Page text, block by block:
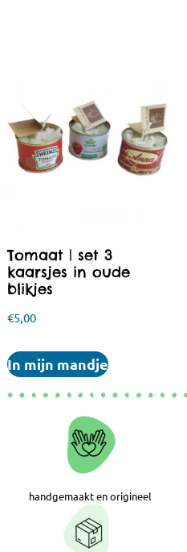
Tomaat | set 3
kaarsjes in oude
blikjes
€5,00
In mijn mandje
handgemaakt en origineel